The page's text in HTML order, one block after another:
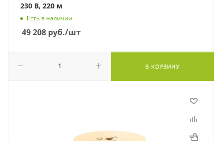
230 В, 220 м
Есть в наличии
49 208 руб./шт
В КОРЗИНУ